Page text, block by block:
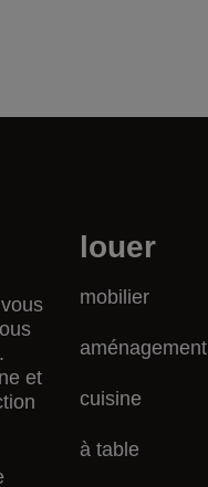
et
louer
mobilier
aménagement
cuisine
à table